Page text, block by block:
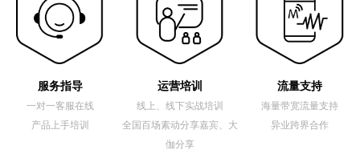
服务指导
一对一客服在线
产品上手培训
运营培训
线上、线下实战培训
全国百场素动分享嘉宾、大
伽分享
流量支持
海量带宽流量支持
异业跨界合作